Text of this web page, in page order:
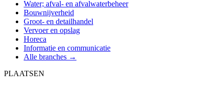
Water; afval- en afvalwaterbeheer
Bouwnijverheid
Groot- en detailhandel
Vervoer en opslag
Horeca
Informatie en communicatie
Alle branches →
PLAATSEN